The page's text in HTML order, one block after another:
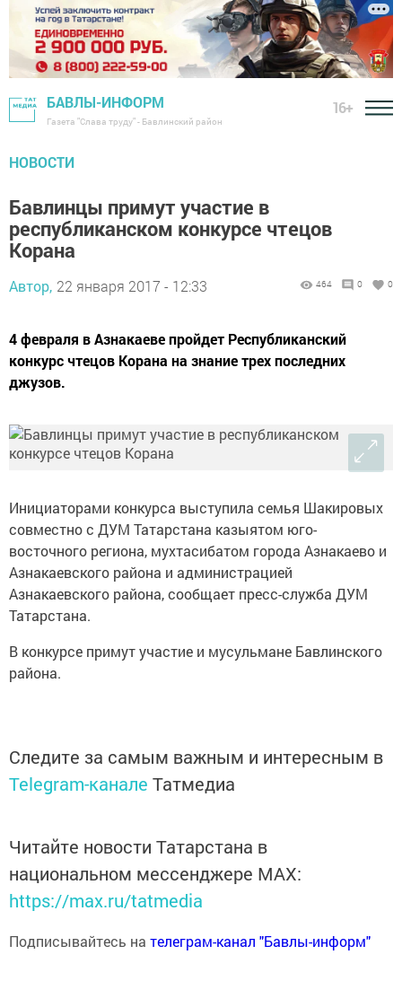
БАВЛЫ-ИНФОРМ
Газета "Слава труду" - Бавлинский район
16+
НОВОСТИ
Бавлинцы примут участие в
республиканском конкурсе чтецов
Корана
Автор, 22 января 2017 - 12:33 464 0 0
4 февраля в Азнакаеве пройдет Республиканский
конкурс чтецов Корана на знание трех последних
джузов.
Инициаторами конкурса выступила семья Шакировых
совместно с ДУМ Татарстана казыятом юго-
восточного региона, мухтасибатом города Азнакаево и
Азнакаевского района и администрацией
Азнакаевского района, сообщает пресс-служба ДУМ
Татарстана.
В конкурсе примут участие и мусульмане Бавлинского
района.
Следите за самым важным и интересным в
Telegram-канале Татмедиа
Читайте новости Татарстана в
национальном мессенджере MАХ:
https://max.ru/tatmedia
Подписывайтесь на телеграм-канал "Бавлы-информ"